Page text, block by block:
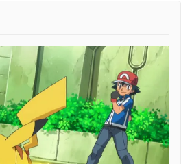
VTV
in và báo điện tử số 483/GP-BTTTT
Thủy
Thị Mỹ Hạnh, Phạm Quốc Thắng,
931 - 024.38 355 932